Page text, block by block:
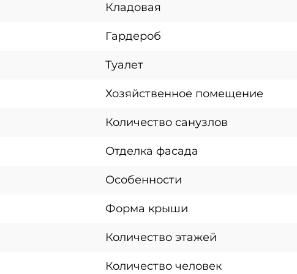
Кладовая
Гардероб
Туалет
Хозяйственное помещение
Количество санузлов
Отделка фасада
Особенности
Форма крыши
Количество этажей
Количество человек